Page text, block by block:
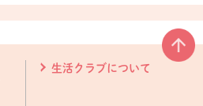
生活クラブについて